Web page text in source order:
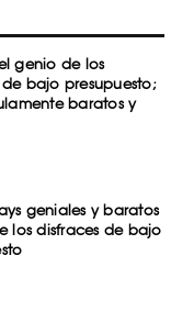
genio de los
bajo presupuesto;
baratos y
geniales y baratos
los disfraces de bajo